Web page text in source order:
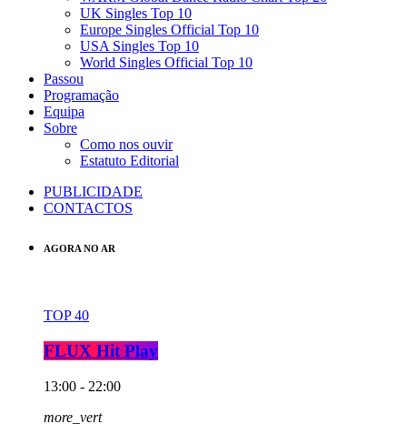
UK Singles Top 10
Europe Singles Official Top 10
USA Singles Top 10
World Singles Official Top 10
Passou
Programação
Equipa
Sobre
Como nos ouvir
Estatuto Editorial
PUBLICIDADE
CONTACTOS
AGORA NO AR
TOP 40
FLUX Hit Play
13:00 - 22:00
more_vert